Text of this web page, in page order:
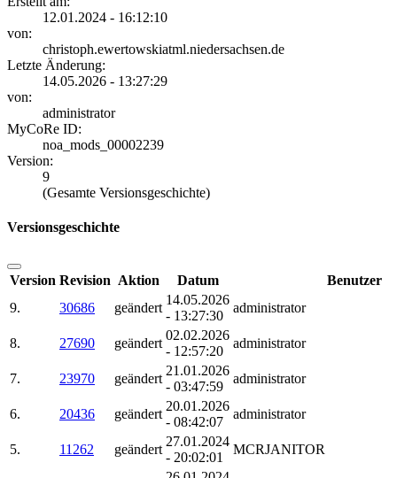
12.01.2024 - 16:12:10
von:
christoph.ewertowskiatml.niedersachsen.de
Letzte Änderung:
14.05.2026 - 13:27:29
von:
administrator
MyCoRe ID:
noa_mods_00002239
Version:
9
(Gesamte Versionsgeschichte)
Versionsgeschichte
Version Revision Aktion Datum
Benutzer
9.
30686 geändert
14.05.2026
- 13:27:30
administrator
8. 27690 geändert
02.02.2026
- 12:57:20
administrator
7. 23970 geändert
21.01.2026
- 03:47:59
administrator
6. 20436 geändert
20.01.2026
- 08:42:07
administrator
5. 11262 geändert
27.01.2024
- 20:02:01
MCRJANITOR